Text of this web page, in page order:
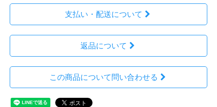
支払い・配送について
返品について
この商品について問い合わせる